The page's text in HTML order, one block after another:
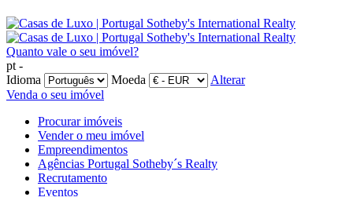
Quanto vale o seu imóvel?
pt -
Idioma
Moeda
Alterar
Venda o seu imóvel
Procurar imóveis
Vender o meu imóvel
Empreendimentos
Agências Portugal Sotheby´s Realty
Recrutamento
Eventos